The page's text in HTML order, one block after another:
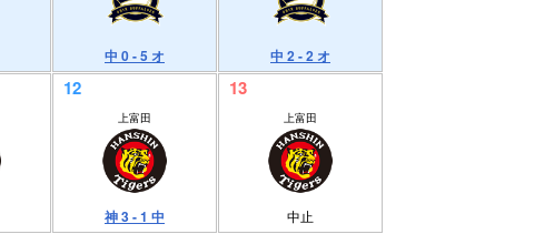
中 0 - 5 オ 中 2 - 2 オ
12
上富田
神 3 - 1 中
13
上富田
中止